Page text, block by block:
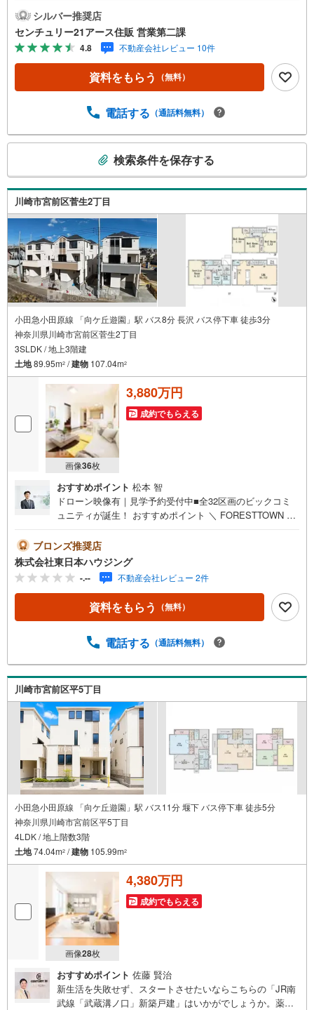
がスムーズになります。【センチュリー21アース住販のポ
イント】◆センチュリオン獲得店舗◆全国約970店舗あるセ
ンチュリー21のお店。その中でも、アメリカ本部が設ける
一定基準を満たした、上位4％しか受賞できない賞。それが
「センチュリオン」です。弊社はそのセンチュリオンを200
2年から欠かすことなく取り続けております。◆住宅ローン
購入の際に実際かかる諸費用の概算も行っております。人
画のアドバイスをさせて頂きます。◆優遇金利にこだわる
◆大きな金額を長期間で返済する住宅ローンは優遇金利が
0.1％変わるだけで、支払い総額に大きな変化が生じます。
取引の多い弊社は金融機関の特色、傾向、トレンドを熟知
しておりますので、お客様のニーズにあった金融機関をご
紹介させて頂きます。
シルバー推奨店
センチュリー21アース住販 営業第二課
4.8 不動産会社レビュー 10件
資料をもらう （無料）
電話する （通話料無料）
検
条
件
で
通
知
を
受
け
取
る
・
条
を
マ
る
検索条件を保存する
川崎市宮前区菅生2丁目
小田急小田原線 「向ケ丘遊園」駅 バス8分 長沢 バス停下車 徒歩3分
神奈川県川崎市宮前区菅生2丁目
3SLDK / 地上3階建
土地89.95m2 /建物 107.04m2
画像36枚
3,880万円
成約でもらえる
おすすめポイント 松本 智
ドローン映像有｜見学予約受付中■全32区画のビックコミ
ュニティが誕生！ おすすめポイント ＼ FORESTTOWN 信
譲地誕生！・建物完成事例や設備詳細などご案内いたしま
す。・床暖房完備で冬も安心。小さなお子さまにもやさし
い、家族想いの住まい。 ・小田急線、田園都市線両方面
へのバス便アクセス良好・安心のアフターサービス！お住
まいになってからの安心感が違います！・土地の仕入れか
ら建築工事、アフターサービスに至るまで自社一貫体制■お
ーン事前審査手続は最短翌日回答可！【営業時間 9:00-19:0
がりやすくなっております。ぜひお気軽にご連絡下さい！
現地を見学される場合は「室内・現地を見学する（無
料）」ボタンよりご希望の日時をご記入いただけますとス
ムーズにご案内が可能です。
ブロンズ推奨店
株式会社東日本ハウジング
-.-- 不動産会社レビュー 2件
資料をもらう （無料）
電話する （通話料無料）
川崎市宮前区平5丁目
小田急小田原線 「向ケ丘遊園」駅 バス11分 堰下 バス停下車 徒歩5分
神奈川県川崎市宮前区平5丁目
4LDK / 地上階数3階
土地74.04m2 /建物 105.99m2
画像28枚
4,380万円
成約でもらえる
おすすめポイント 佐藤 賢治
新生活を失敗せず、スタートさせたいならこちらの「JR南
武線「武蔵溝ノ口」新築戸建」はいかがでしょうか。薬や